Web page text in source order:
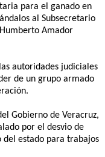
para el ganado en
al Subsecretario
Amador
autoridades judiciales
de un grupo armado
Gobierno de Veracruz,
por el desvio de
estado para trabajos